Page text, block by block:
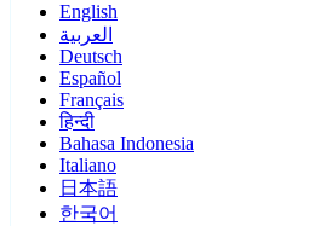
English
العربية
Deutsch
Español
Français
हिन्दी
Bahasa Indonesia
Italiano
日本語
한국어